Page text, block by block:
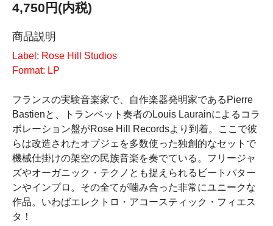
4,750円(内税)
商品説明
Label: Rose Hill Studios
Format: LP
フランスの実験音楽家で、自作楽器発明家であるPierre
Bastienと、トランペット奏者のLouis Laurainによるコラ
ボレーション盤がRose Hill Recordsより到着。ここで彼
らは改造されたオブジェを多数使った独創的なセットで
機械仕掛けの架空の民族音楽を奏でている。フリージャ
ズやオーガニック・テクノとも捉えられるビートパター
ンやインプロ。その全てが噛み合った非常にユニークな
作品。いわばエレクトロ・アコースティック・フィエス
タ！